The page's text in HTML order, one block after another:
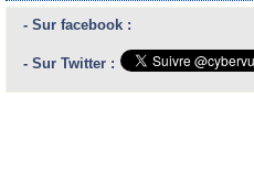
- Sur facebook :
- Sur Twitter :